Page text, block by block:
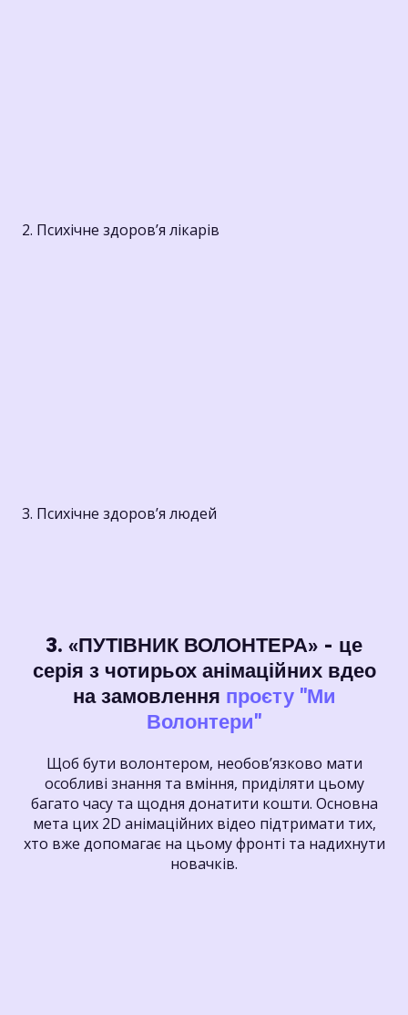
2. Психічне здоров’я лікарів
3. Психічне здоров’я людей
3. «ПУТІВНИК ВОЛОНТЕРА» - це
серія з чотирьох анімаційних вдео
на замовлення проєту "Ми
Волонтери"
Щоб бути волонтером, необов’язково мати
особливі знання та вміння, приділяти цьому
багато часу та щодня донатити кошти. Основна
мета цих 2D анімаційних відео підтримати тих,
хто вже допомагає на цьому фронті та надихнути
новачків.